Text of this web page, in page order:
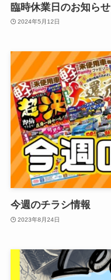
臨時休業日のお知らせ
2024年5月12日
今週のチラシ情報
2023年8月24日